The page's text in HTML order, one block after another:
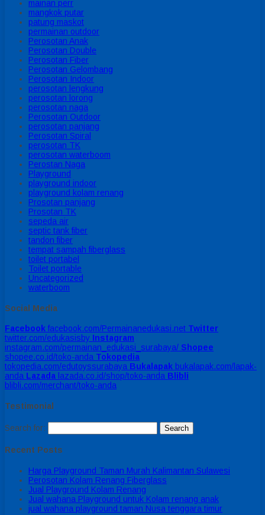
mainan perr
mangkok putar
patung maskot
permainan outdoor
Perosotan Anak
Perosotan Double
Perosotan Fiber
Perosotan Gelombang
Perosotan Indoor
perosotan lengkung
perosotan lorong
perosotan naga
Perosotan Outdoor
perosotan panjang
Perosotan Spiral
perosotan TK
perosotan waterboom
Perostan Naga
Playground
playground indoor
playground kolam renang
Prosotan panjang
Prosotan TK
sepeda air
septic tank fiber
tandon fiber
tempat sampah fiberglass
toilet portabel
Toilet portable
Uncategorized
waterboom
Social Media
Facebook facebook.com/Permainanedukasi.net Twitter
twitter.com/edukasisby Instagram
instagram.com/permainan_edukasi_surabaya/ Shopee
shopee.co.id/toko-anda Tokopedia
tokopedia.com/edutoyssurabaya Bukalapak bukalapak.com/lapak-
anda Lazada lazada.co.id/shop/toko-anda Blibli
blibli.com/merchant/toko-anda
Testimonial
Search for:
Recent Posts
Harga Playground Taman Murah Kalimantan Sulawesi
Perosotan Kolam Renang Fiberglass
Jual Playground Kolam Renang
Jual wahana Playground untuk Kolam renang anak
jual wahana playground taman Nusa tenggara timur